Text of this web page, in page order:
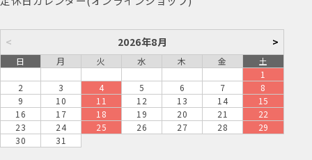
< 2026年8月 >
日 月 火 水 木 金
土
1
2
3 4 5 6 7
8
9
10 11 12 13 14
15
16
17 18 19 20 21
22
23
24 25 26 27 28
29
30
31